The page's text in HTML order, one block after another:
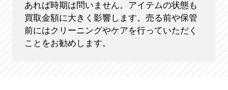
あれば時期は問いません。アイテムの状態も
買取金額に大きく影響します。売る前や保管
前にはクリーニングやケアを行っていただく
ことをお勧めします。